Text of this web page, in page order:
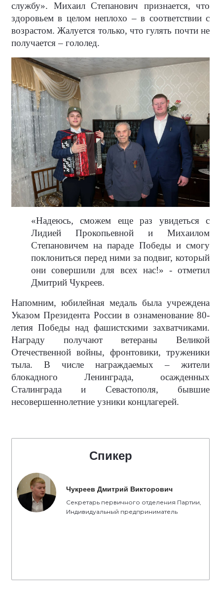
службу». Михаил Степанович признается, что
здоровьем в целом неплохо – в соответствии c
возрастом. Жалуется только, что гулять почти не
получается – гололед.
«Надеюсь, сможем еще раз увидеться с
Лидией Прокопьевной и Михаилом
Степановичем на параде Победы и смогу
поклониться перед ними за подвиг, который
они совершили для всех нас!» - отметил
Дмитрий Чукреев.
Напомним, юбилейная медаль была учреждена
Указом Президента России в ознаменование 80-
летия Победы над фашистскими захватчиками.
Награду получают ветераны Великой
Отечественной войны, фронтовики, труженики
тыла. В числе награждаемых – жители
блокадного Ленинграда, осажденных
Сталинграда и Севастополя, бывшие
несовершеннолетние узники концлагерей.
Спикер
Чукреев Дмитрий Викторович
Секретарь первичного отделения Партии,
Индивидуальный предприниматель